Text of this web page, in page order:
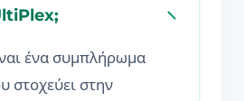
ένα συμπλήρωμα
στοχεύει στην